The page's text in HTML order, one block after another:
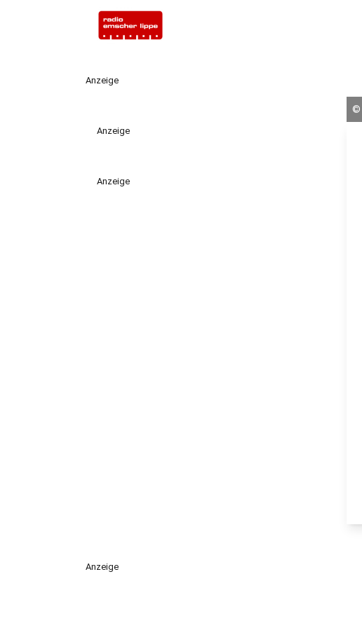
Anzeige
Anzeige
Anzeige
©
Anzeige